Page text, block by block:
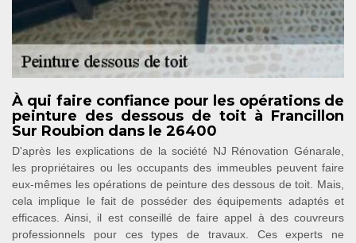
À qui faire confiance pour les opérations de
peinture des dessous de toit à Francillon
Sur Roubion dans le 26400
D'après les explications de la société NJ Rénovation Génarale,
les propriétaires ou les occupants des immeubles peuvent faire
eux-mêmes les opérations de peinture des dessous de toit. Mais,
cela implique le fait de posséder des équipements adaptés et
efficaces. Ainsi, il est conseillé de faire appel à des couvreurs
professionnels pour ces types de travaux. Ces experts ne